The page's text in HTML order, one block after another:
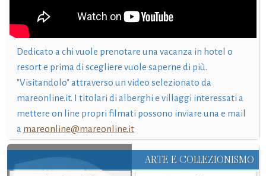
Dedicato a chi vuole prenotare una vacanza in hotel o
resort e prima di scegliere vuole saperne di più.
"Visitandolo" attraverso un video selezionato da
mareonline.it. I titolari di alberghi e villaggi interessati a
mettere on line propri filmati possono inviare una e mail
a mareonline@mareonline.it
ARTE E COLLEZIONISMO